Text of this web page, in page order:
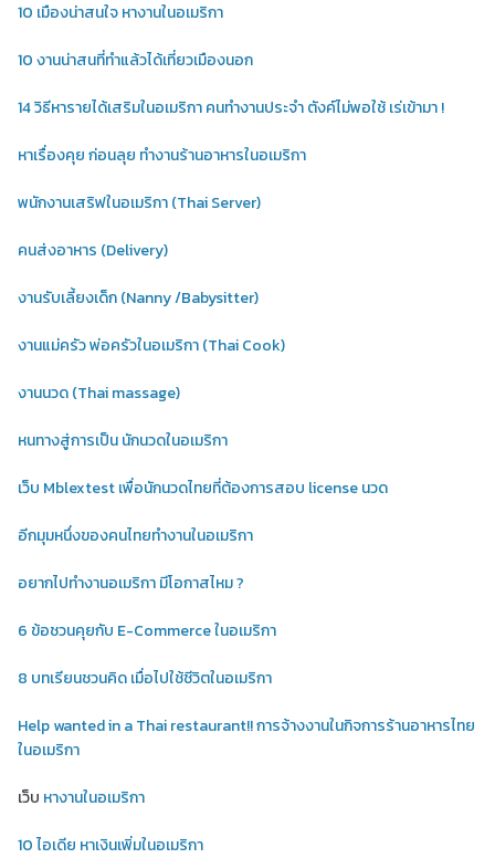
10 เมืองน่าสนใจ หางานในอเมริกา
10 งานน่าสนที่ทำแล้วได้เที่ยวเมืองนอก
14 วิธีหารายได้เสริมในอเมริกา คนทำงานประจำ ตังค์ไม่พอใช้ เร่เข้ามา !
หาเรื่องคุย ก่อนลุย ทำงานร้านอาหารในอเมริกา
พนักงานเสริฟในอเมริกา (Thai Server)
คนส่งอาหาร (Delivery)
งานรับเลี้ยงเด็ก (Nanny /Babysitter)
งานแม่ครัว พ่อครัวในอเมริกา (Thai Cook)
งานนวด (Thai massage)
หนทางสู่การเป็น นักนวดในอเมริกา
เว็บ Mblextest เพื่อนักนวดไทยที่ต้องการสอบ license นวด
อีกมุมหนึ่งของคนไทยทำงานในอเมริกา
อยากไปทำงานอเมริกา มีโอกาสไหม ?
6 ข้อชวนคุยกับ E-Commerce ในอเมริกา
8 บทเรียนชวนคิด เมื่อไปใช้ชีวิตในอเมริกา
Help wanted in a Thai restaurant!! การจ้างงานในกิจการร้านอาหารไทย
ในอเมริกา
เว็บ หางานในอเมริกา
10 ไอเดีย หาเงินเพิ่มในอเมริกา